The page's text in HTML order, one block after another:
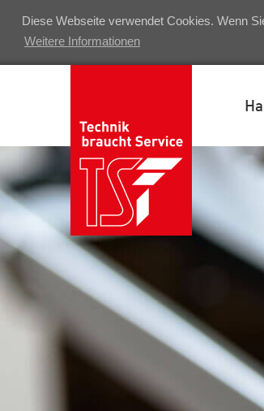
Diese Webseite verwendet Cookies. Wenn
Weitere Informationen